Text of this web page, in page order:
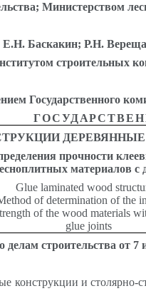
Министерством
Е.Н. Баскакин; Р.Н.
строительных
прочности
материалов с
Glue laminated wood
of determination of the
of the wood materials
glue joints
строительства от
конструкции и